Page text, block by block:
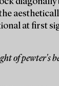
at first
of pewter's